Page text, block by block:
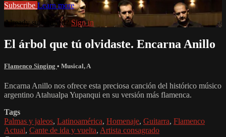
Subscribe Learn more
Already subscribed? Sign in
El árbol que tú olvidaste. Encarna Anillo
Flamenco Singing • Musical, A
Encarna Anillo nos ofrece esta preciosa canción del histórico músico
argentino Atahualpa Yupanqui en su versión más flamenca.
Tags
Palmas y jaleos, Latinoamérica, Homenaje, Guitarra, Flamenco
Actual, Cante de ida y vuelta, Artista consagrado